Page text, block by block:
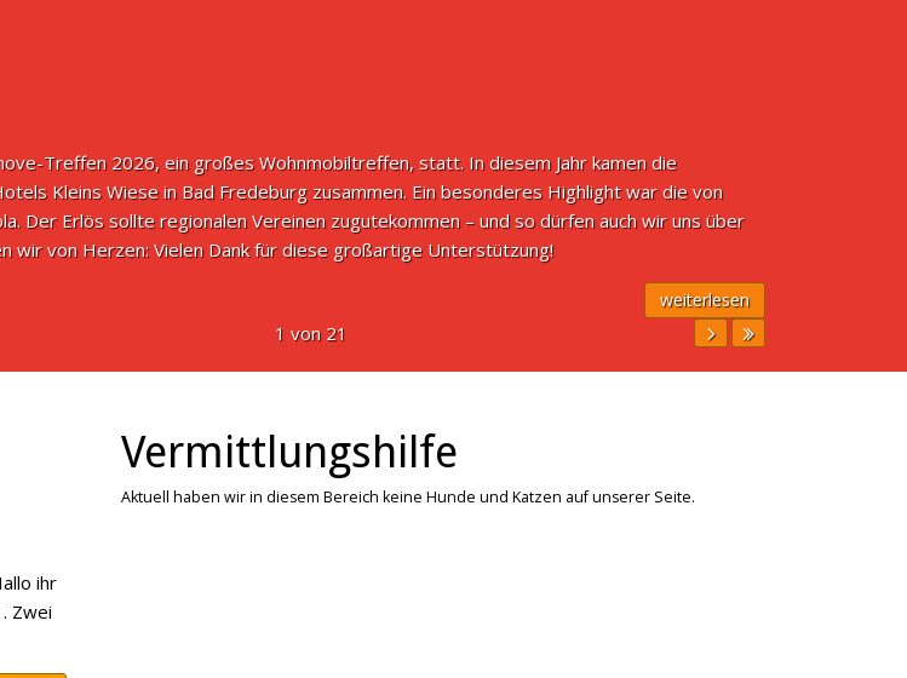
Treffen 2026, ein großes Wohnmobiltreffen, statt. In diesem Jahr kamen die
Kleins Wiese in Bad Fredeburg zusammen. Ein besonderes Highlight war die von
Der Erlös sollte regionalen Vereinen zugutekommen – und so dürfen auch wir uns über
wir von Herzen: Vielen Dank für diese großartige Unterstützung!
weiterlesen
1 von 21
ihr
Zwei
Vermittlungshilfe
Aktuell haben wir in diesem Bereich keine Hunde und Katzen auf unserer Seite.